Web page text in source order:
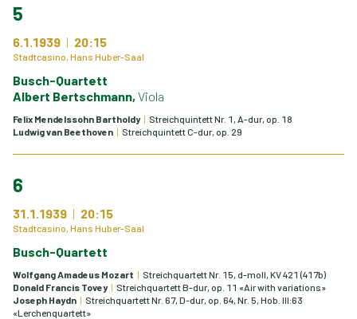
5
6.1.1939 20:15
Stadtcasino, Hans Huber-Saal
Busch-Quartett
Albert Bertschmann, Viola
Felix Mendelssohn Bartholdy
Streichquintett Nr. 1, A-dur, op. 18
Ludwig van Beethoven
Streichquintett C-dur, op. 29
6
31.1.1939 20:15
Stadtcasino, Hans Huber-Saal
Busch-Quartett
Wolfgang Amadeus Mozart
Streichquartett Nr. 15, d-moll, KV 421 (417b)
Donald Francis Tovey
Streichquartett B-dur, op. 11 «Air with variations»
Joseph Haydn
Streichquartett Nr. 67, D-dur, op. 64, Nr. 5, Hob. III:63
«Lerchenquartett»